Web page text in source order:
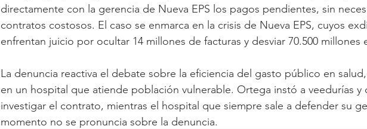
directamente con la gerencia de Nueva EPS los pagos pendientes, sin
contratos costosos. El caso se enmarca en la crisis de Nueva EPS, cuyos
enfrentan juicio por ocultar 14 millones de facturas y desviar 70.500 millones
La denuncia reactiva el debate sobre la eficiencia del gasto público en
en un hospital que atiende población vulnerable. Ortega instó a veedurías
investigar el contrato, mientras el hospital que siempre sale a defender su
momento no se pronuncia sobre la denuncia.